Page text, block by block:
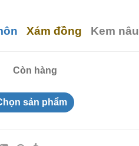
Xám đồng Kem nâu
Còn hàng
sản phẩm